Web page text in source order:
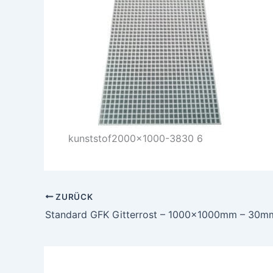
kunststof2000x1000-3830 6
ZURÜCK
Standard GFK Gitterrost – 1000x1000mm –